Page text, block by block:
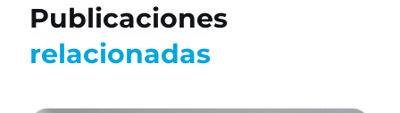
Publicaciones
relacionadas